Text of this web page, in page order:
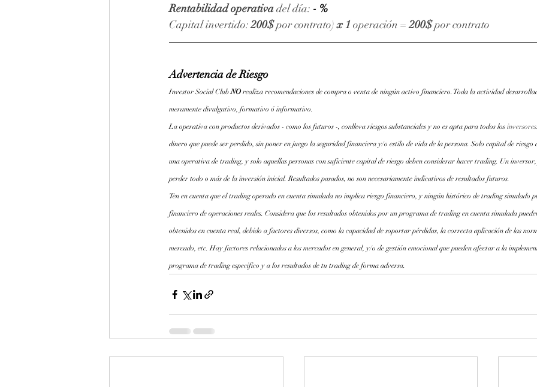
Rentabilidad operativa del día: - %
Capital invertido: 200$ por contrato) x 1 operación = 200$ por contrato
Advertencia de Riesgo
Investor Social Club NO realiza recomendaciones de compra o venta de ningún activo financiero. Toda la actividad
meramente divulgativo, formativo ó informativo.
La operativa con productos derivados - como los futuros -, conlleva riesgos substanciales y no es apta para todos los
dinero que puede ser perdido, sin poner en juego la seguridad financiera y/o estilo de vida de la persona. Solo capital de
una operativa de trading, y solo aquellas personas con suficiente capital de riesgo deben considerar hacer trading. Un
perder todo o más de la inversión inicial. Resultados pasados, no son necesariamente indicativos de resultados futuros.
Ten en cuenta que el trading operado en cuenta simulada no implica riesgo financiero, y ningún histórico de trading simulado
financiero de operaciones reales. Considera que los resultados obtenidos por un programa de trading en cuenta simulada
obtenidos en cuenta real, debido a factores diversos, como la capacidad de soportar pérdidas, la correcta aplicación de las
mercado, etc. Hay factores relacionados a los mercados en general, y/o de gestión emocional que pueden afectar a la
programa de trading especifico y a los resultados de tu trading de forma adversa.